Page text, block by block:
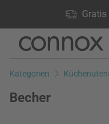
lagernd, 60 Tage
Direkt
Seiteninhalt
Direkt
Suchfeld
Kategorien
Becher